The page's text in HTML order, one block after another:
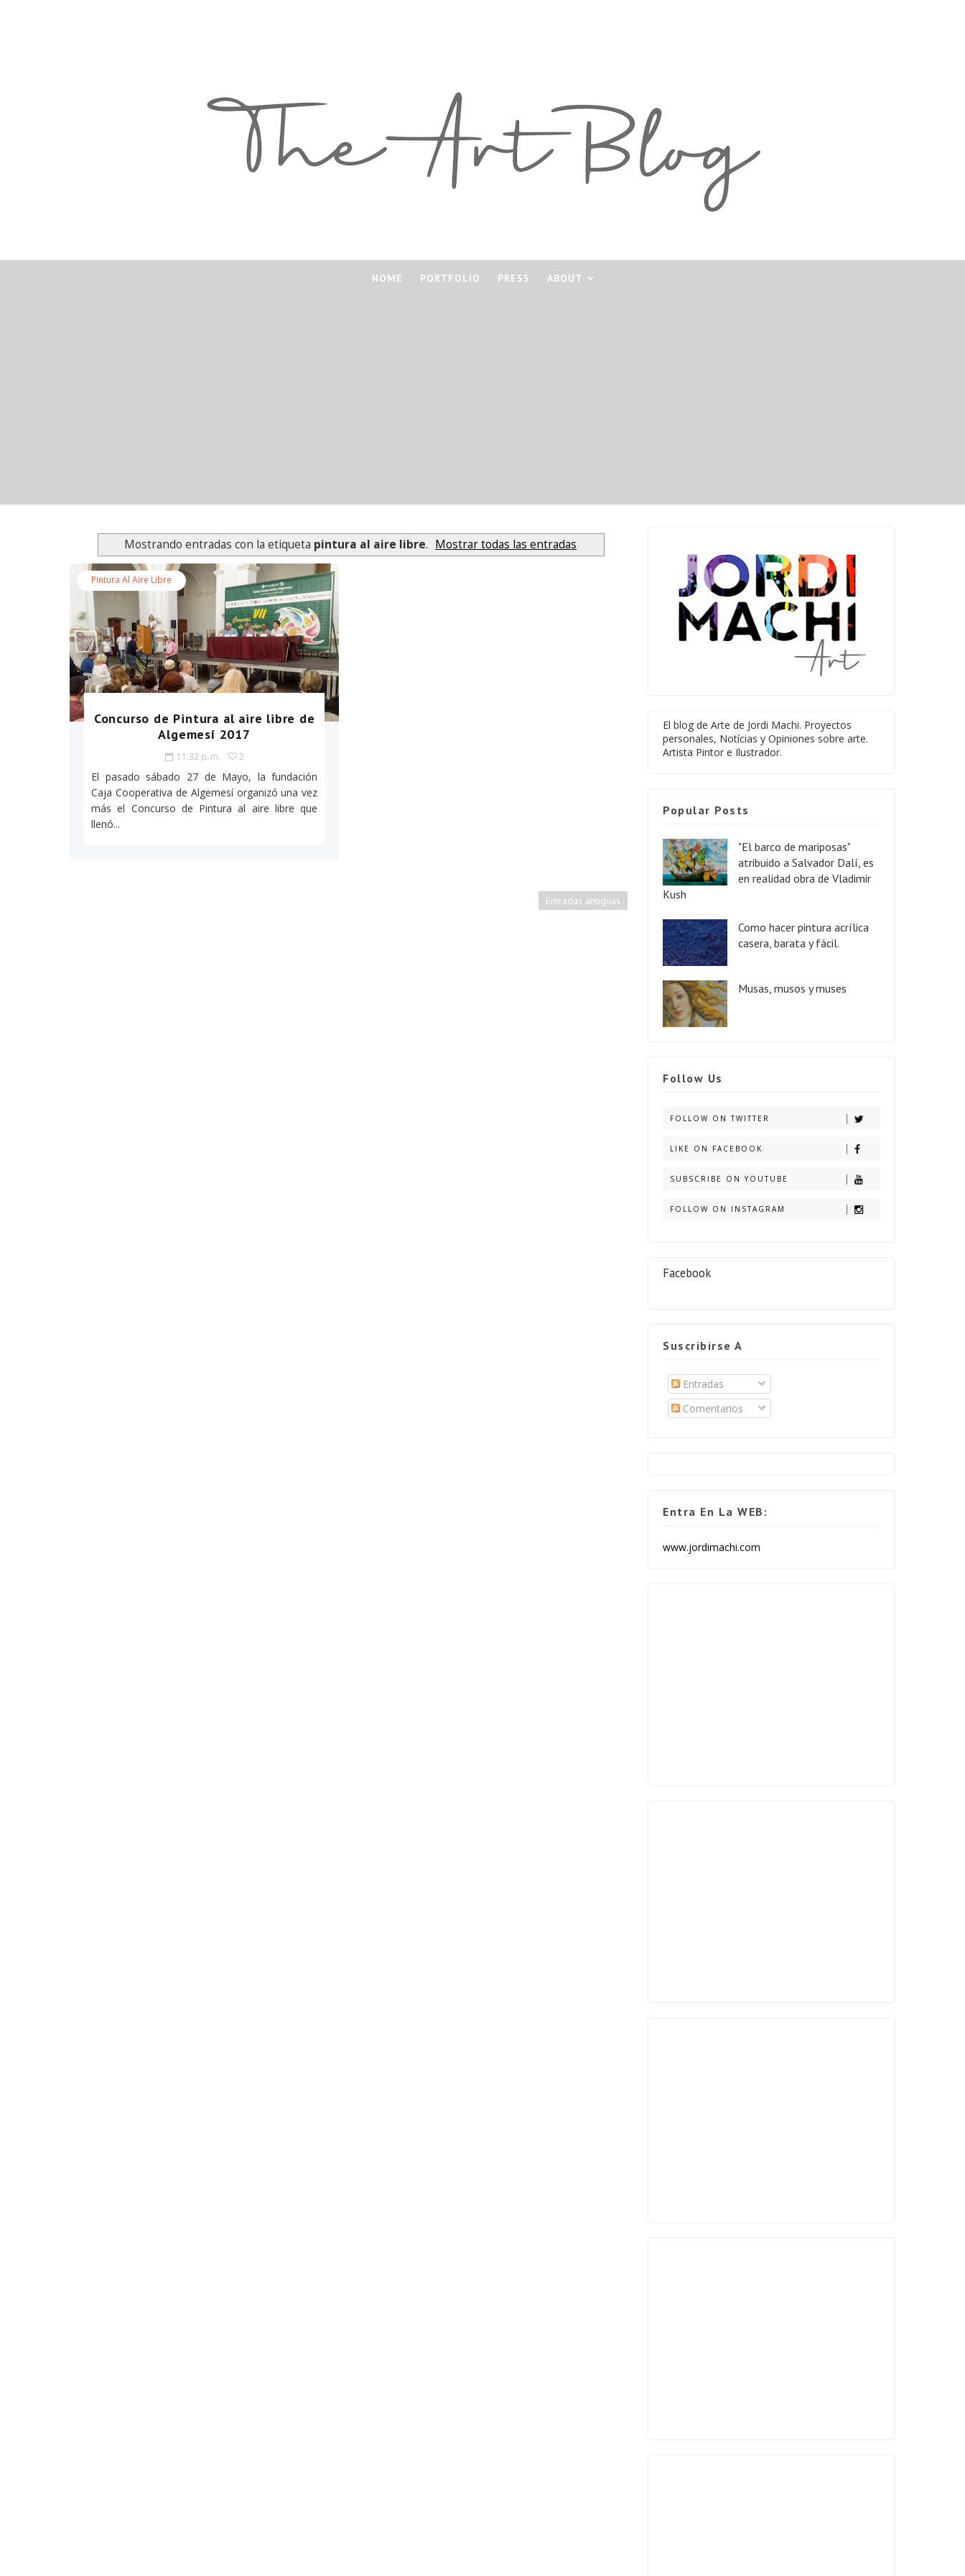
HOME PORTFOLIO PRESS ABOUT
Mostrando entradas con la etiqueta pintura al aire libre. Mostrar todas las entradas
Pintura Al Aire Libre
Concurso de Pintura al aire libre de
Algemesí 2017
11:32 p. m. 2
El pasado sábado 27 de Mayo, la fundación
Caja Cooperativa de Algemesí organizó una vez
más el Concurso de Pintura al aire libre que
llenó...
Entradas antiguas
El blog de Arte de Jordi Machi. Proyectos
personales, Notícias y Opiniones sobre arte.
Artista Pintor e Ilustrador.
Popular Posts
"El barco de mariposas"
atribuido a Salvador Dalí, es
en realidad obra de Vladimir
Kush
Como hacer pintura acrílica
casera, barata y fácil.
Musas, musos y muses
Follow Us
FOLLOW ON TWITTER
LIKE ON FACEBOOK
SUBSCRIBE ON YOUTUBE
FOLLOW ON INSTAGRAM
Facebook
Suscribirse A
Entradas
Comentarios
Entra En La WEB:
www.jordimachi.com